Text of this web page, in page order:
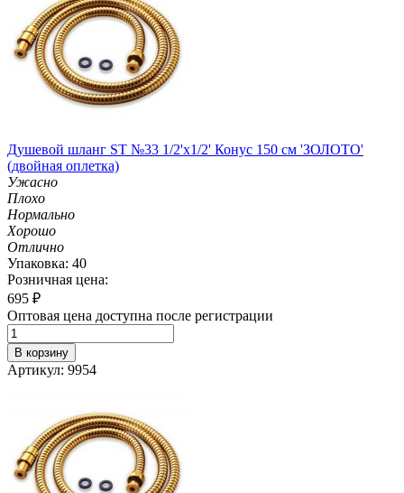
Душевой шланг ST №33 1/2'х1/2' Конус 150 см 'ЗОЛОТО'
(двойная оплетка)
Ужасно
Плохо
Нормально
Хорошо
Отлично
Упаковка: 40
Розничная цена:
695 ₽
Оптовая цена доступна после регистрации
В корзину
Артикул: 9954